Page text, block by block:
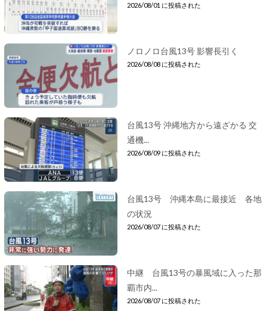
2026/08/01 に投稿された
ノロノロ台風13号 影響長引く
2026/08/08 に投稿された
台風13号 沖縄地方から遠ざかる 交
通機...
2026/08/09 に投稿された
台風13号 沖縄本島に最接近 各地
の状況
2026/08/07 に投稿された
中継 台風13号の暴風域に入った那
覇市内...
2026/08/07 に投稿された